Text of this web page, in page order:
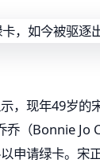
，现年49岁
乔（Bonnie
申请绿卡。宋